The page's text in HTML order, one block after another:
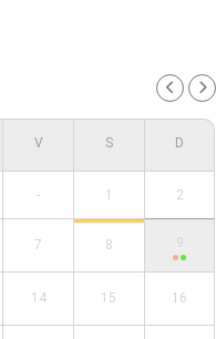
- 1 2
7 8 9
14 15 16